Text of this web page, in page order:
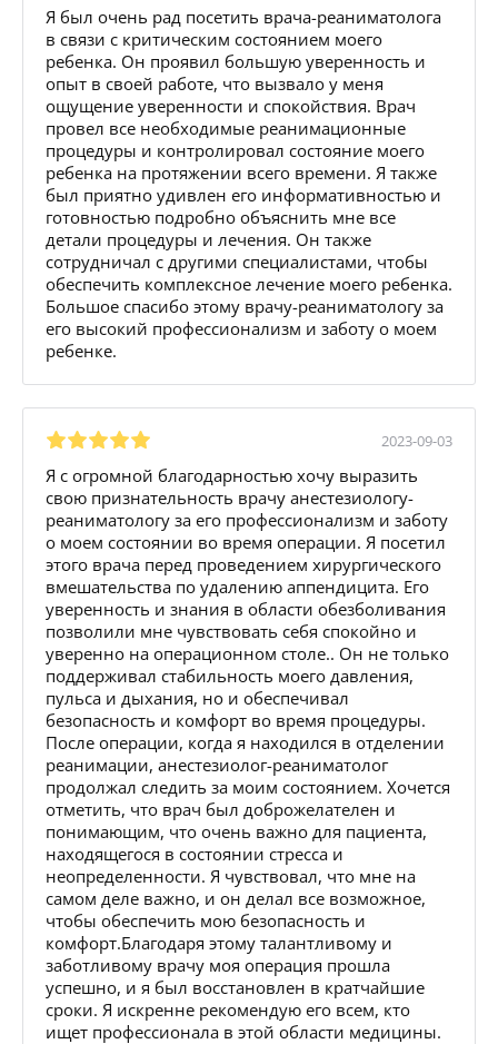
Я был очень рад посетить врача-реаниматолога
в связи с критическим состоянием моего
ребенка. Он проявил большую уверенность и
опыт в своей работе, что вызвало у меня
ощущение уверенности и спокойствия. Врач
провел все необходимые реанимационные
процедуры и контролировал состояние моего
ребенка на протяжении всего времени. Я также
был приятно удивлен его информативностью и
готовностью подробно объяснить мне все
детали процедуры и лечения. Он также
сотрудничал с другими специалистами, чтобы
обеспечить комплексное лечение моего ребенка.
Большое спасибо этому врачу-реаниматологу за
его высокий профессионализм и заботу о моем
ребенке.
2023-09-03
Я с огромной благодарностью хочу выразить
свою признательность врачу анестезиологу-
реаниматологу за его профессионализм и заботу
о моем состоянии во время операции. Я посетил
этого врача перед проведением хирургического
вмешательства по удалению аппендицита. Его
уверенность и знания в области обезболивания
позволили мне чувствовать себя спокойно и
уверенно на операционном столе.. Он не только
поддерживал стабильность моего давления,
пульса и дыхания, но и обеспечивал
безопасность и комфорт во время процедуры.
После операции, когда я находился в отделении
реанимации, анестезиолог-реаниматолог
продолжал следить за моим состоянием. Хочется
отметить, что врач был доброжелателен и
понимающим, что очень важно для пациента,
находящегося в состоянии стресса и
неопределенности. Я чувствовал, что мне на
самом деле важно, и он делал все возможное,
чтобы обеспечить мою безопасность и
комфорт.Благодаря этому талантливому и
заботливому врачу моя операция прошла
успешно, и я был восстановлен в кратчайшие
сроки. Я искренне рекомендую его всем, кто
ищет профессионала в этой области медицины.